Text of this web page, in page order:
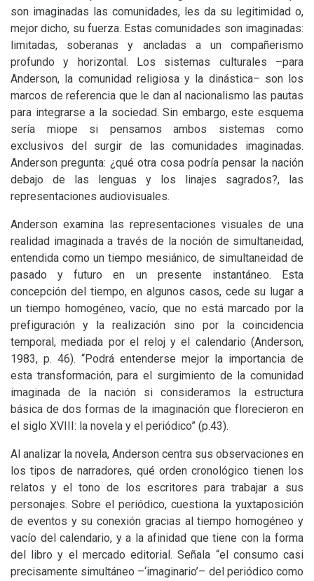
son imaginadas las comunidades, les da su legitimidad o,
mejor dicho, su fuerza. Estas comunidades son imaginadas:
limitadas, soberanas y ancladas a un compañerismo
profundo y horizontal. Los sistemas culturales –para
Anderson, la comunidad religiosa y la dinástica– son los
marcos de referencia que le dan al nacionalismo las pautas
para integrarse a la sociedad. Sin embargo, este esquema
sería miope si pensamos ambos sistemas como
exclusivos del surgir de las comunidades imaginadas.
Anderson pregunta: ¿qué otra cosa podría pensar la nación
debajo de las lenguas y los linajes sagrados?, las
representaciones audiovisuales.
Anderson examina las representaciones visuales de una
realidad imaginada a través de la noción de simultaneidad,
entendida como un tiempo mesiánico, de simultaneidad de
pasado y futuro en un presente instantáneo. Esta
concepción del tiempo, en algunos casos, cede su lugar a
un tiempo homogéneo, vacío, que no está marcado por la
prefiguración y la realización sino por la coincidencia
temporal, mediada por el reloj y el calendario (Anderson,
1983, p. 46). “Podrá entenderse mejor la importancia de
esta transformación, para el surgimiento de la comunidad
imaginada de la nación si consideramos la estructura
básica de dos formas de la imaginación que florecieron en
el siglo XVIII: la novela y el periódico” (p.43).
Al analizar la novela, Anderson centra sus observaciones en
los tipos de narradores, qué orden cronológico tienen los
relatos y el tono de los escritores para trabajar a sus
personajes. Sobre el periódico, cuestiona la yuxtaposición
de eventos y su conexión gracias al tiempo homogéneo y
vacío del calendario, y a la afinidad que tiene con la forma
del libro y el mercado editorial. Señala “el consumo casi
precisamente simultáneo –‘imaginario’– del periódico como